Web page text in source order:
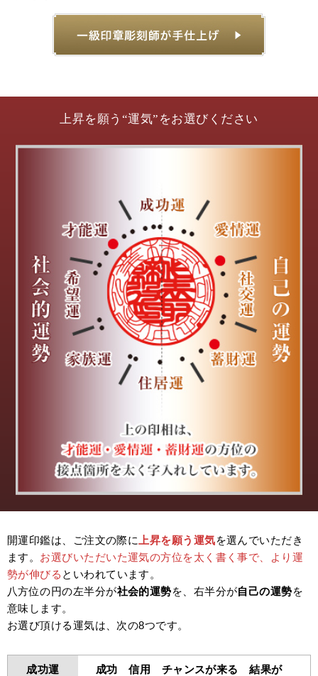
上昇を願う“運気”をお選びください
開運印鑑は、ご注文の際に 上昇を願う運気を選んでいただき
ます。 お選びいただいた運気の方位を太く書く事で、より運
勢が伸びる といわれています。
八方位の円の左半分が社会的運勢を、右半分が自己の運勢を
意味します。
お選び頂ける運気は、次の8つです。
成功運 成功 信用 チャンスが来る 結果が